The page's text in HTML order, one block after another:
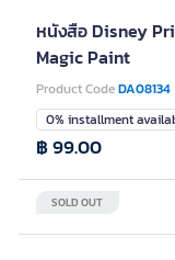
หนังสือ Disney
Magic Paint
Product CodeDA08134
0% installment
SOLD OUT
฿ 99.00